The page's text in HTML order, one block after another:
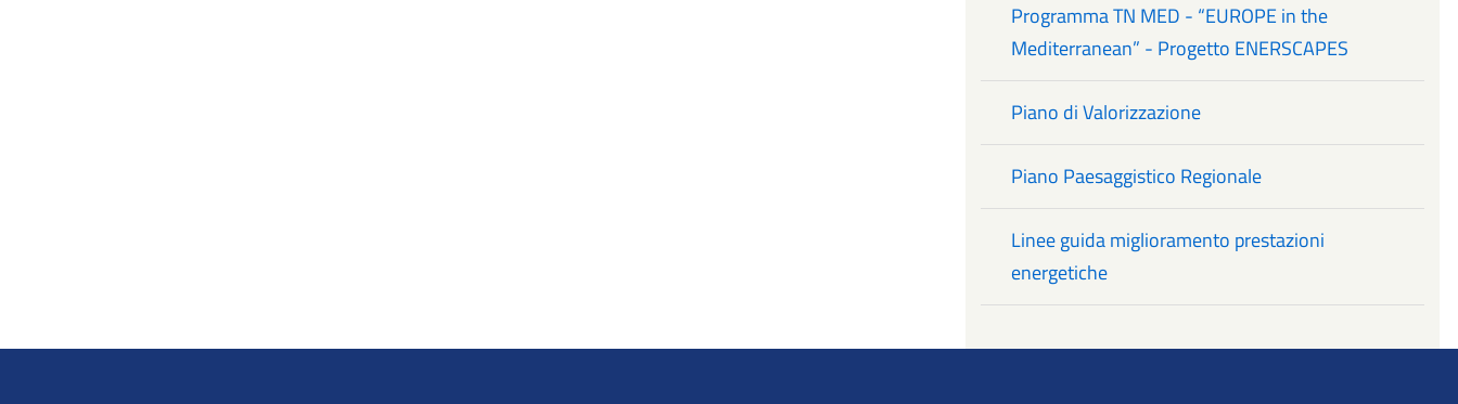
Programma TN MED - “EUROPE in the
Mediterranean” - Progetto ENERSCAPES
Piano di Valorizzazione
Piano Paesaggistico Regionale
Linee guida miglioramento prestazioni
energetiche